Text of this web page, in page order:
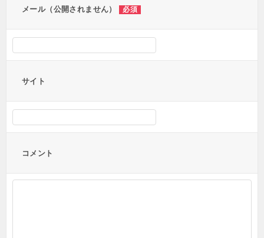
メール（公開されません） 必須
サイト
コメント